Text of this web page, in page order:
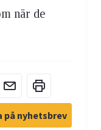
när de
på nyhetsbrev